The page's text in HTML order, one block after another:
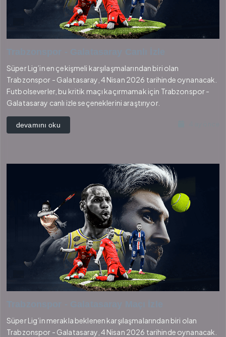
Süper Lig’in en çekişmeli karşılaşmalarından biri olan
Trabzonspor - Galatasaray, 4 Nisan 2026 tarihinde oynanacak.
Futbolseverler, bu kritik maçı kaçırmamak için Trabzonspor -
Galatasaray canlı izle seçeneklerini araştırıyor.
devamını oku
Süper Lig’in merakla beklenen karşılaşmalarından biri olan
Trabzonspor - Galatasaray, 4 Nisan 2026 tarihinde oynanacak.